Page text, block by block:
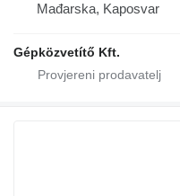
Mađarska, Kaposvar
Gépközvetítő Kft.